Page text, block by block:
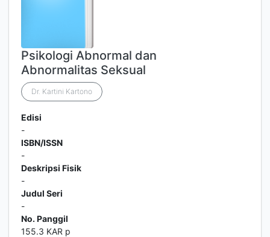
Psikologi Abnormal dan
Abnormalitas Seksual
Dr. Kartini Kartono
Edisi
-
ISBN/ISSN
-
Deskripsi Fisik
-
Judul Seri
-
No. Panggil
155.3 KAR p